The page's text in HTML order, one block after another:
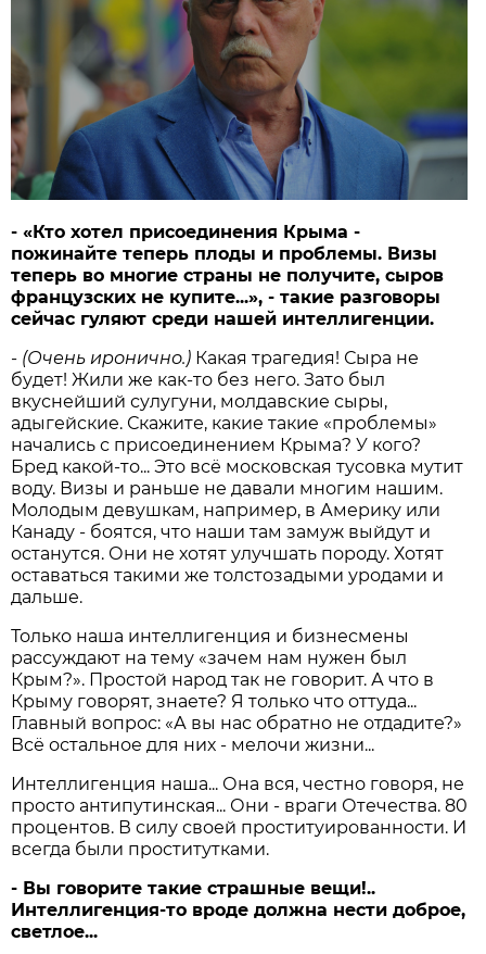
- «Кто хотел присоединения Крыма -
пожинайте теперь плоды и проблемы. Визы
теперь во многие страны не получите, сыров
французских не купите...», - такие разговоры
сейчас гуляют среди нашей интеллигенции.
- (Очень иронично.) Какая трагедия! Сыра не
будет! Жили же как-то без него. Зато был
вкуснейший сулугуни, молдавские сыры,
адыгейские. Скажите, какие такие «проблемы»
начались с присоединением Крыма? У кого?
Бред какой-то... Это всё московская тусовка мутит
воду. Визы и раньше не давали многим нашим.
Молодым девушкам, например, в Америку или
Канаду - боятся, что наши там замуж выйдут и
останутся. Они не хотят улучшать породу. Хотят
оставаться такими же толстозадыми уродами и
дальше.
Только наша интеллигенция и бизнесмены
рассуждают на тему «зачем нам нужен был
Крым?». Простой народ так не говорит. А что в
Крыму говорят, знаете? Я только что оттуда...
Главный вопрос: «А вы нас обратно не отдадите?»
Всё остальное для них - мелочи жизни...
Интеллигенция наша... Она вся, честно говоря, не
просто антипутинская... Они - враги Отечества. 80
процентов. В силу своей проституированности. И
всегда были проститутками.
- Вы говорите такие страшные вещи!..
Интеллигенция-то вроде должна нести доброе,
светлое...